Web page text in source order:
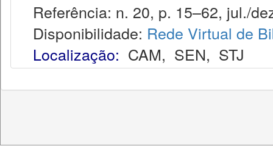
Referência: n. 20, p. 15–62, jul./
Disponibilidade: Rede Virtual de
Localização: CAM, SEN, STJ